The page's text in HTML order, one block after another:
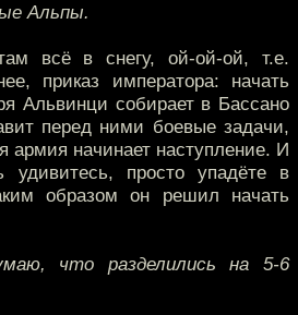
Альпы.
всё в снегу, ой-ой-ой, т.е.
приказ императора: начать
Альвинци собирает в Бассано
перед ними боевые задачи,
армия начинает наступление. И
удивитесь, просто упадёте в
образом он решил начать
что разделились на 5-6